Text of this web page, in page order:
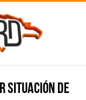
situación de